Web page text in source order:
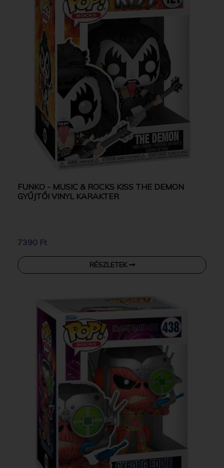
FUNKO - MUSIC & ROCKS KISS THE DEMON
GYŰJTŐI VINYL KARAKTER
7390 Ft
RÉSZLETEK